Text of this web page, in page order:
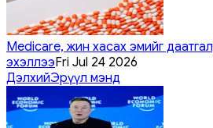
Medicare, жин хасах эмийг
эхэллээFri Jul 24 2026
ДэлхийЭрүүл мэнд